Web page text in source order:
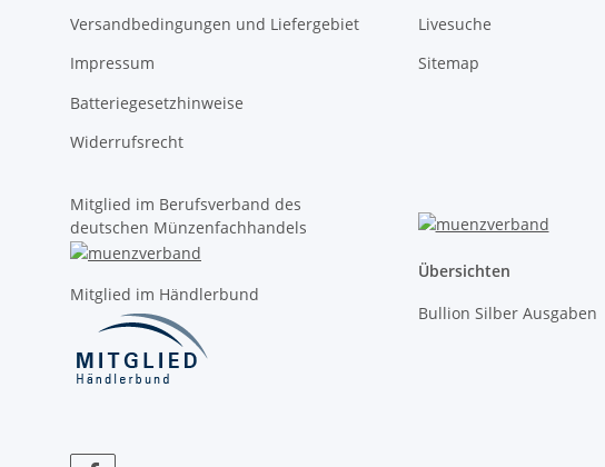
Versandbedingungen und Liefergebiet
Impressum
Batteriegesetzhinweise
Widerrufsrecht
Livesuche
Sitemap
Mitglied im Berufsverband des
deutschen Münzenfachhandels
Mitglied im Händlerbund
Übersichten
Bullion Silber Ausgaben